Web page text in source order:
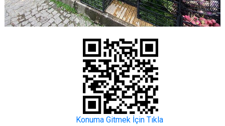
Konuma Gitmek İçin Tıkla